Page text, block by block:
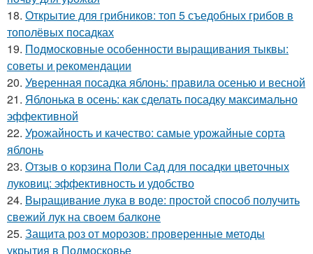
18. Открытие для грибников: топ 5 съедобных грибов в
тополёвых посадках
19. Подмосковные особенности выращивания тыквы:
советы и рекомендации
20. Уверенная посадка яблонь: правила осенью и весной
21. Яблонька в осень: как сделать посадку максимально
эффективной
22. Урожайность и качество: самые урожайные сорта
яблонь
23. Отзыв о корзина Поли Сад для посадки цветочных
луковиц: эффективность и удобство
24. Выращивание лука в воде: простой способ получить
свежий лук на своем балконе
25. Защита роз от морозов: проверенные методы
укрытия в Подмосковье